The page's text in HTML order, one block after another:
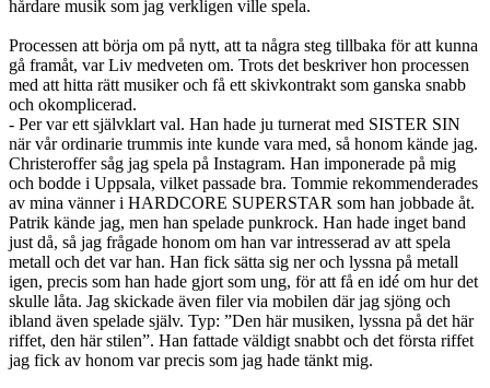
hårdare musik som jag verkligen ville spela.
Processen att börja om på nytt, att ta några steg tillbaka för att kunna
gå framåt, var Liv medveten om. Trots det beskriver hon processen
med att hitta rätt musiker och få ett skivkontrakt som ganska snabb
och okomplicerad.
- Per var ett självklart val. Han hade ju turnerat med SISTER SIN
när vår ordinarie trummis inte kunde vara med, så honom kände jag.
Christeroffer såg jag spela på Instagram. Han imponerade på mig
och bodde i Uppsala, vilket passade bra. Tommie rekommenderades
av mina vänner i HARDCORE SUPERSTAR som han jobbade åt.
Patrik kände jag, men han spelade punkrock. Han hade inget band
just då, så jag frågade honom om han var intresserad av att spela
metall och det var han. Han fick sätta sig ner och lyssna på metall
igen, precis som han hade gjort som ung, för att få en idé om hur det
skulle låta. Jag skickade även filer via mobilen där jag sjöng och
ibland även spelade själv. Typ: ”Den här musiken, lyssna på det här
riffet, den här stilen”. Han fattade väldigt snabbt och det första riffet
jag fick av honom var precis som jag hade tänkt mig.